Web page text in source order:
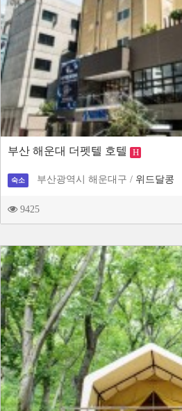
부산 해운대 더펫텔 호텔 H
숙소 부산광역시 해운대구 / 위드달콩
9425